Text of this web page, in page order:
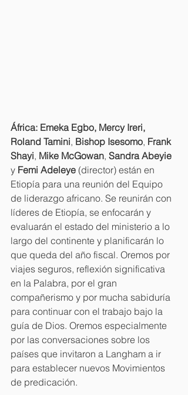
África: Emeka Egbo, Mercy Ireri,
Roland Tamini, Bishop Isesomo, Frank
Shayi, Mike McGowan, Sandra Abeyie
y Femi Adeleye (director) están en
Etiopía para una reunión del Equipo
de liderazgo africano. Se reunirán con
líderes de Etiopía, se enfocarán y
evaluarán el estado del ministerio a lo
largo del continente y planificarán lo
que queda del año fiscal. Oremos por
viajes seguros, reflexión significativa
en la Palabra, por el gran
compañerismo y por mucha sabiduría
para continuar con el trabajo bajo la
guía de Dios. Oremos especialmente
por las conversaciones sobre los
países que invitaron a Langham a ir
para establecer nuevos Movimientos
de predicación.